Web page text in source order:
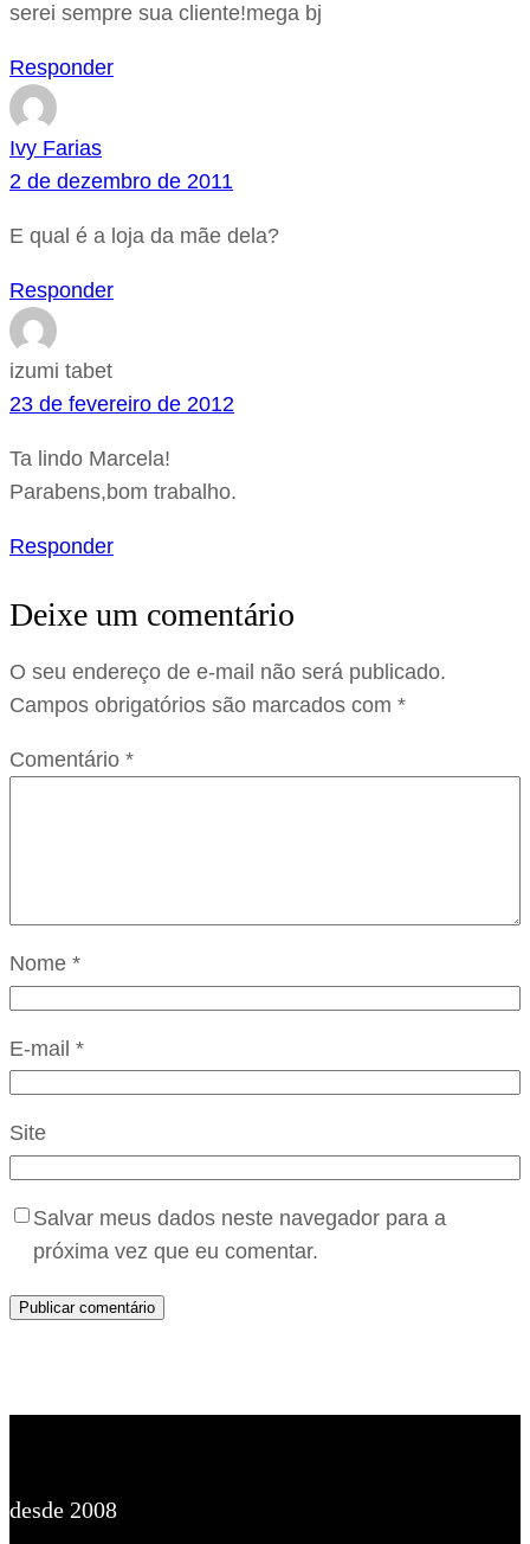
serei sempre sua cliente!mega bj
Responder
Ivy Farias
2 de dezembro de 2011
E qual é a loja da mãe dela?
Responder
izumi tabet
23 de fevereiro de 2012
Ta lindo Marcela!
Parabens,bom trabalho.
Responder
Deixe um comentário
O seu endereço de e-mail não será publicado.
Campos obrigatórios são marcados com *
Comentário *
Nome *
E-mail *
Site
Salvar meus dados neste navegador para a
próxima vez que eu comentar.
desde 2008